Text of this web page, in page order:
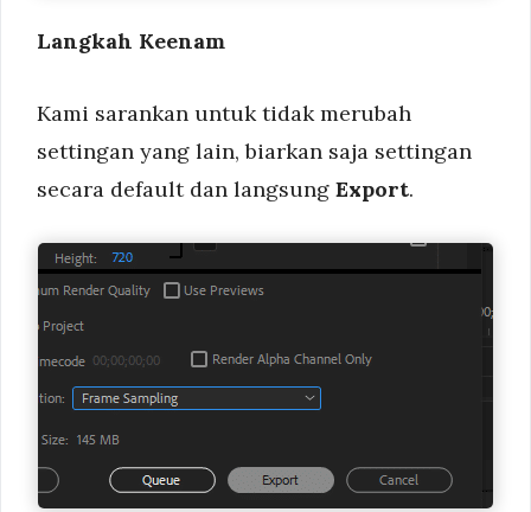
Langkah Keenam
Kami sarankan untuk tidak merubah
settingan yang lain, biarkan saja settingan
secara default dan langsung Export.